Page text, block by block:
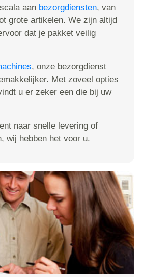
aan bezorgdiensten, van
grote artikelen. We zijn altijd
dat je pakket veilig
, onze bezorgdienst
Met zoveel opties
u er zeker een die bij uw
naar snelle levering of
wij hebben het voor u.